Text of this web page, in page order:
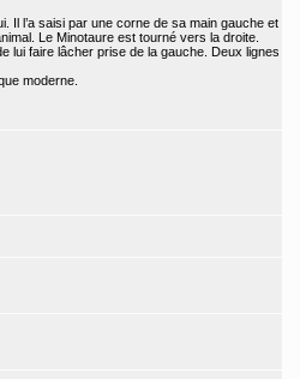
Il l’a saisi par une corne de sa main gauche et
Le Minotaure est tourné vers la droite.
lui faire lâcher prise de la gauche. Deux lignes
moderne.